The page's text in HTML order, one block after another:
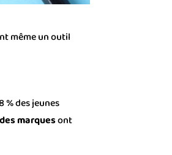
même un outil
des jeunes
marquesont